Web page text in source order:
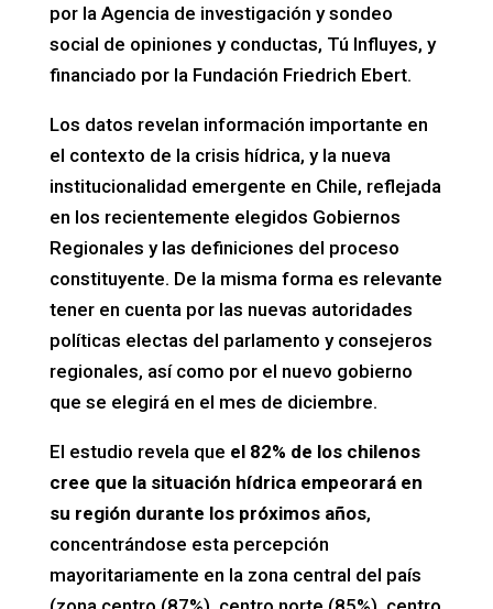
por la Agencia de investigación y sondeo
social de opiniones y conductas, Tú Influyes, y
financiado por la Fundación Friedrich Ebert.
Los datos revelan información importante en
el contexto de la crisis hídrica, y la nueva
institucionalidad emergente en Chile, reflejada
en los recientemente elegidos Gobiernos
Regionales y las definiciones del proceso
constituyente. De la misma forma es relevante
tener en cuenta por las nuevas autoridades
políticas electas del parlamento y consejeros
regionales, así como por el nuevo gobierno
que se elegirá en el mes de diciembre.
El estudio revela que el 82% de los chilenos
cree que la situación hídrica empeorará en
su región durante los próximos años,
concentrándose esta percepción
mayoritariamente en la zona central del país